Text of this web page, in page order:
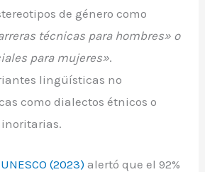
de género como
técnicas para hombres» o
para mujeres».
lingüísticas no
como dialectos étnicos o
UNESCO (2023) alertó que el 92%